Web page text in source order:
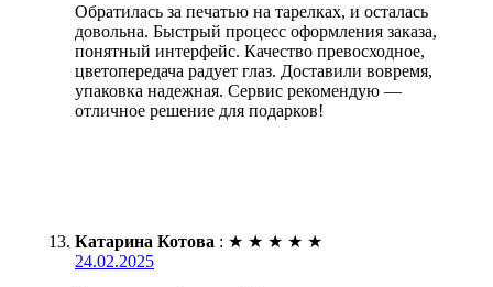
Обратилась за печатью на тарелках, и осталась
довольна. Быстрый процесс оформления заказа,
понятный интерфейс. Качество превосходное,
цветопередача радует глаз. Доставили вовремя,
упаковка надежная. Сервис рекомендую —
отличное решение для подарков!
Катарина Котова : ★ ★ ★ ★ ★
24.02.2025